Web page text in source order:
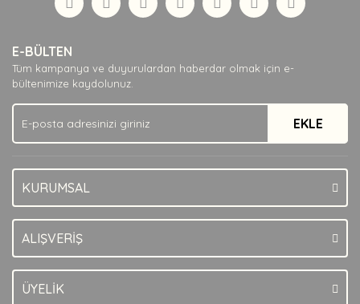
Yorum Yaz
Ürün açıklamasında eksik bilgiler bulunuyor.
Ürün bilgilerinde hatalar bulunuyor.
Ürün fiyatı diğer sitelerden daha pahalı.
Bu ürüne benzer farklı alternatifler olmalı.
E-BÜLTEN
Tüm kampanya ve duyurulardan haberdar olmak için e-
bültenimize kaydolunuz.
EKLE
KURUMSAL
ALIŞVERİŞ
ÜYELİK